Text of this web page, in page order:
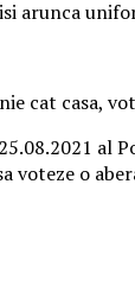
arunca
cat casa,
al
voteze o